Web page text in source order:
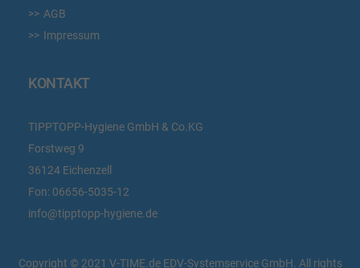
AGB
Impressum
KONTAKT
TIPPTOPP-Hygiene GmbH & Co.KG
Forstweg 9
36124 Eichenzell
Fon: 06656-5035-12
info@tipptopp-hygiene.de
Copyright © 2021 V-TIME.de EDV-Systemservice GmbH. All rights